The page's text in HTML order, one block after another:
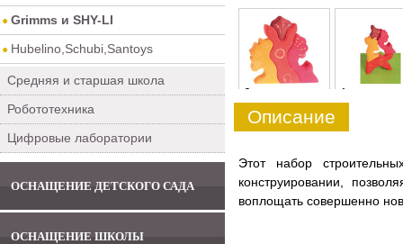
Grimms и SHY-LI
Hubelino,Schubi,Santoys
Средняя и старшая школа
Робототехника
Цифровые лаборатории
ОСНАЩЕНИЕ ДЕТСКОГО САДА
ОСНАЩЕНИЕ ШКОЛЫ
0 1
Описание
Этот набор
конструировании,
воплощать совершенно